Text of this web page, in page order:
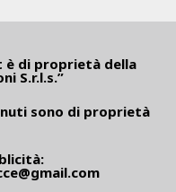
è di proprietà della
S.r.l.s.”
sono di proprietà